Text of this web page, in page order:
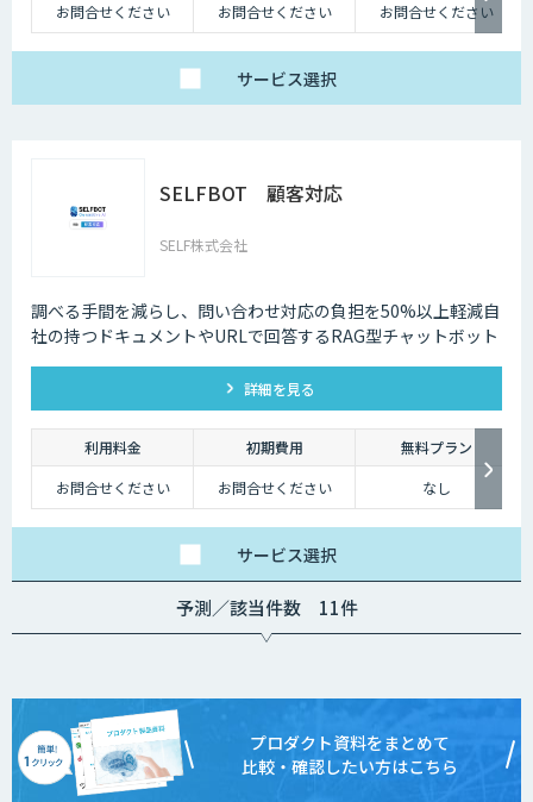
お問合せください
お問合せください お問合せください
サービス選択
SELFBOT 顧客対応
SELF株式会社
調べる手間を減らし、問い合わせ対応の負担を50%以上軽減自
社の持つドキュメントやURLで回答するRAG型チャットボット
詳細を見る
利用料金 初期費用
無料プラン
お問合せください
お問合せください なし
サービス選択
予測／該当件数 11件
プロダクト資料をまとめて
比較・確認したい方はこちら